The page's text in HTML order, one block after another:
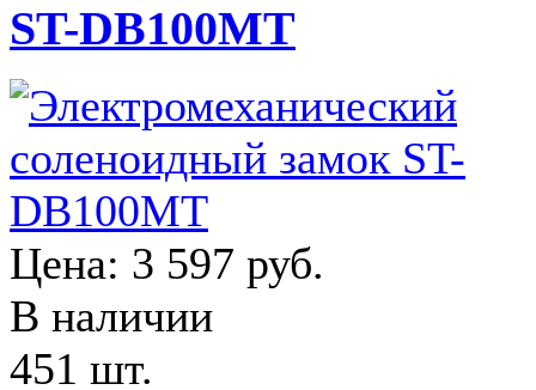
ST-DB100MT
Цена: 3 597 руб.
В наличии
451 шт.